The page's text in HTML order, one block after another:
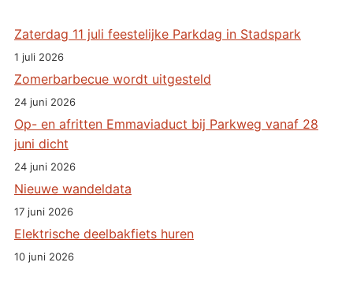
Zaterdag 11 juli feestelijke Parkdag in Stadspark
1 juli 2026
Zomerbarbecue wordt uitgesteld
24 juni 2026
Op- en afritten Emmaviaduct bij Parkweg vanaf 28
juni dicht
24 juni 2026
Nieuwe wandeldata
17 juni 2026
Elektrische deelbakfiets huren
10 juni 2026